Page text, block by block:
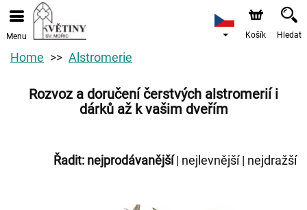
Menu Košík Hledat
Home Alstromerie
Rozvoz a doručení čerstvých alstromerií i
dárků až k vašim dveřím
Řadit: nejprodávanější| nejlevnější| nejdražší